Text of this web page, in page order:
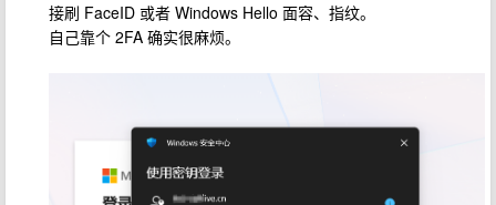
接刷 FaceID 或者 Windows Hello 面容、指纹。
自己靠个 2FA 确实很麻烦。